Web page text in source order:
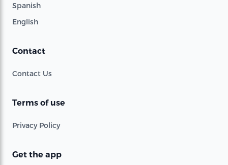
Spanish
English
Contact
Contact Us
Terms of use
Privacy Policy
Get the app